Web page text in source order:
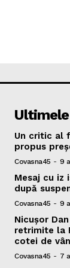
Un critic al
propus
Covasna45 - 9
Mesaj cu iz
după
Covasna45 - 9
Nicușor
retrimite la
cotei de
Covasna45 - 7